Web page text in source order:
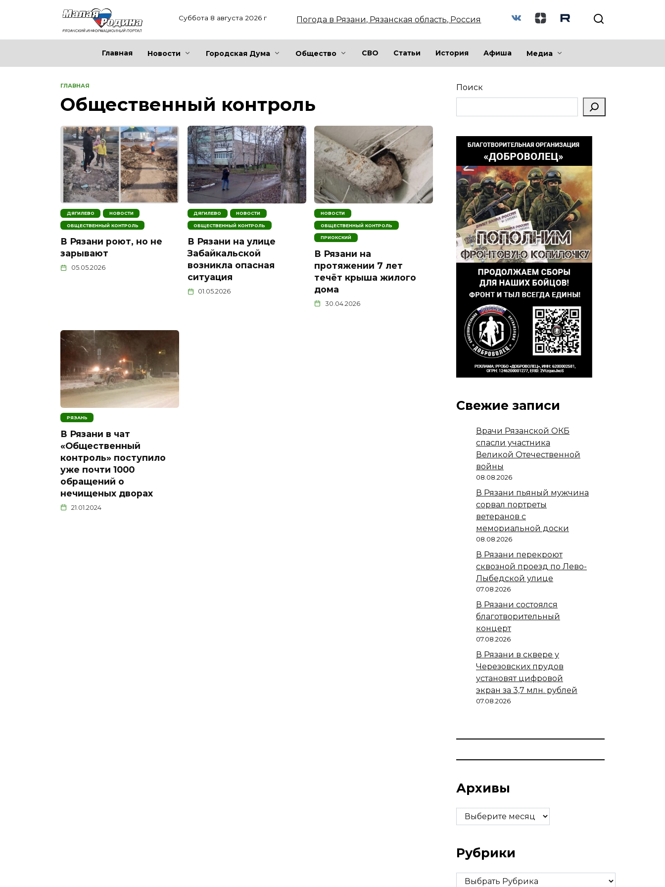
Суббота 8 августа 2026 г Погода в Рязани, Рязанская область, Россия
Главная Новости Городская Дума Общество СВО Статьи История Афиша Медиа
ГЛАВНАЯ
Общественный контроль
ДЯГИЛЕВО НОВОСТИ
ОБЩЕСТВЕННЫЙ КОНТРОЛЬ
В Рязани роют, но не
зарывают
05.05.2026
ДЯГИЛЕВО НОВОСТИ
ОБЩЕСТВЕННЫЙ КОНТРОЛЬ
В Рязани на улице
Забайкальской
возникла опасная
ситуация
01.05.2026
НОВОСТИ
ОБЩЕСТВЕННЫЙ КОНТРОЛЬ
ПРИОКСКИЙ
В Рязани на
протяжении 7 лет
течёт крыша жилого
дома
30.04.2026
РЯЗАНЬ
В Рязани в чат
«Общественный
контроль» поступило
уже почти 1000
обращений о
нечищеных дворах
21.01.2024
Поиск
Свежие записи
Врачи Рязанской ОКБ
спасли участника
Великой Отечественной
войны
08.08.2026
В Рязани пьяный мужчина
сорвал портреты
ветеранов с
мемориальной доски
08.08.2026
В Рязани перекроют
сквозной проезд по Лево-
Лыбедской улице
07.08.2026
В Рязани состоялся
благотворительный
концерт
07.08.2026
В Рязани в сквере у
Черезовских прудов
установят цифровой
экран за 3,7 млн. рублей
07.08.2026
Архивы
Архивы
Рубрики
Рубрики